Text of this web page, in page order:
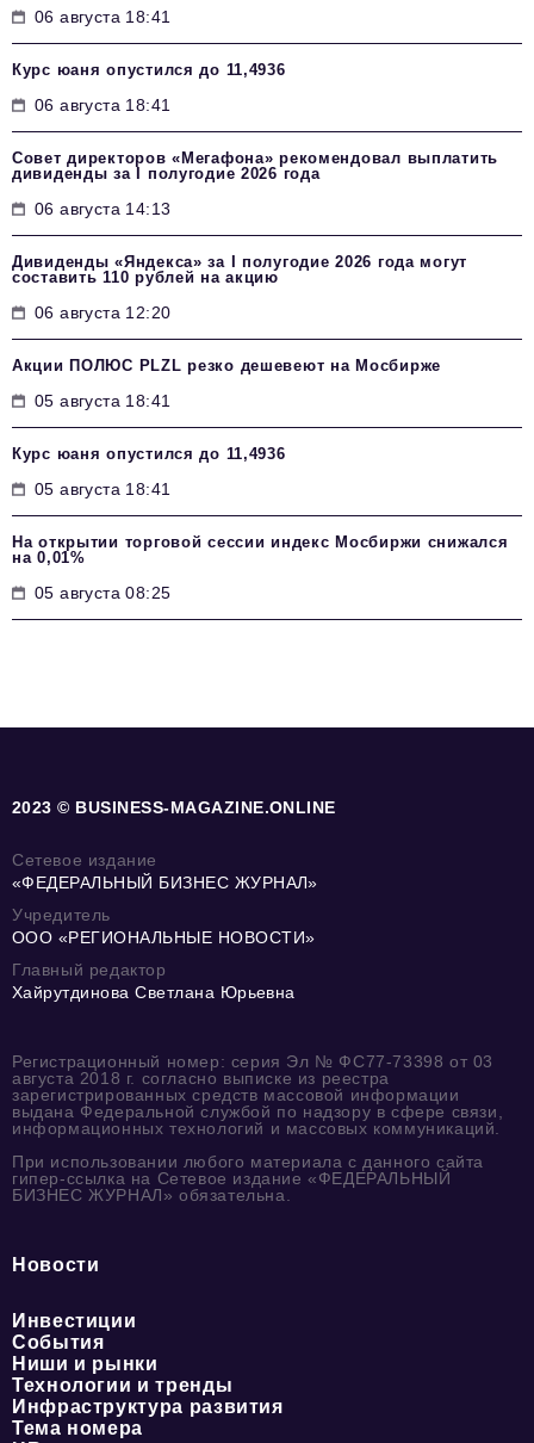
06 августа 18:41
Курс юаня опустился до 11,4936
06 августа 18:41
Совет директоров «Мегафона» рекомендовал выплатить
дивиденды за I полугодие 2026 года
06 августа 14:13
Дивиденды «Яндекса» за I полугодие 2026 года могут
составить 110 рублей на акцию
06 августа 12:20
Акции ПОЛЮС PLZL резко дешевеют на Мосбирже
05 августа 18:41
Курс юаня опустился до 11,4936
05 августа 18:41
На открытии торговой сессии индекс Мосбиржи снижался
на 0,01%
05 августа 08:25
2023 © BUSINESS-MAGAZINE.ONLINE
Сетевое издание
«ФЕДЕРАЛЬНЫЙ БИЗНЕС ЖУРНАЛ»
Учредитель
ООО «РЕГИОНАЛЬНЫЕ НОВОСТИ»
Главный редактор
Хайрутдинова Светлана Юрьевна
Регистрационный номер: серия Эл № ФС77-73398 от 03
августа 2018 г. согласно выписке из реестра
зарегистрированных средств массовой информации
выдана Федеральной службой по надзору в сфере связи,
информационных технологий и массовых коммуникаций.
При использовании любого материала с данного сайта
гипер-ссылка на Сетевое издание «ФЕДЕРАЛЬНЫЙ
БИЗНЕС ЖУРНАЛ» обязательна.
Новости
Инвестиции
События
Ниши и рынки
Технологии и тренды
Инфраструктура развития
Тема номера